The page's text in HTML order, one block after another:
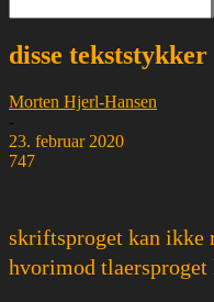
disse
Morten Hjerl-Hansen
-
23. februar 2020
747
skriftsproget kan ikke
hvorimod tlaersproget